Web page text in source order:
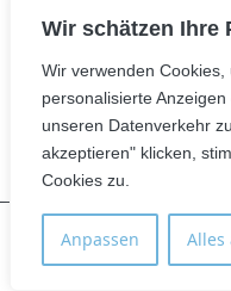
Wir schätzen Ihre
Wir verwenden Cookies,
personalisierte
unseren Datenverkehr
akzeptieren" klicken,
Cookies zu.
Anpassen Alles
Standort